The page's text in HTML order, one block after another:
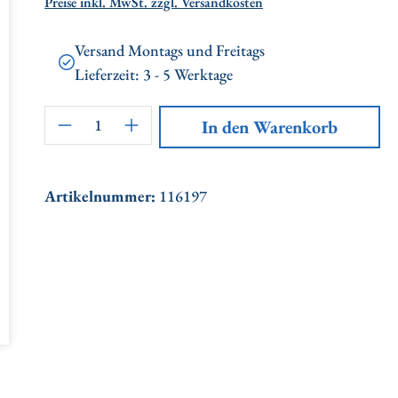
Versand Montags und Freitags
Lieferzeit: 3 - 5 Werktage
Artikel Anzahl: Gib den
In den Warenkorb
Artikelnummer: 116197